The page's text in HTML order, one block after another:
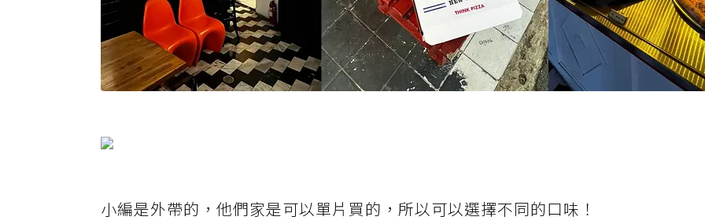
小編是外帶的，他們家是可以單片買的，所以可以選擇不同的口味！